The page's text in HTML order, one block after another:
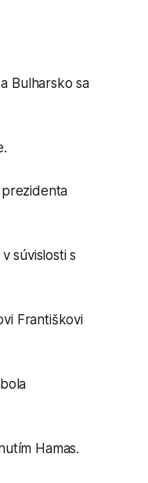
Bulharsko sa
súvislosti s
Františkovi
Hamas.